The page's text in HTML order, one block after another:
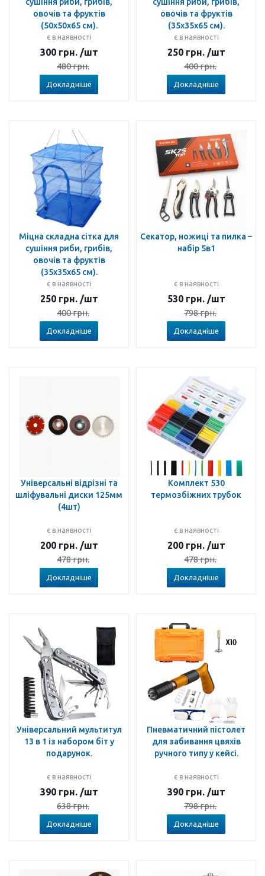
овочів та фруктів
(50x50x65 см).
є в наявності
300 грн. /шт
480грн.
Докладніше
овочів та фруктів
(35x35x65 см).
є в наявності
250 грн. /шт
400грн.
Докладніше
Міцна складна сітка для
сушіння риби, грибів,
овочів та фруктів
(35x35x65 см).
є в наявності
250 грн. /шт
400грн.
Докладніше
Секатор, ножиці та пилка –
набір 5в1
є в наявності
530 грн. /шт
798грн.
Докладніше
Універсальні відрізні та
шліфувальні диски 125мм
(4шт)
є в наявності
200 грн. /шт
478грн.
Докладніше
Комплект 530
термозбіжних трубок
є в наявності
200 грн. /шт
478грн.
Докладніше
Універсальний мультитул
13 в 1 із набором біт у
подарунок.
є в наявності
390 грн. /шт
638грн.
Докладніше
Пневматичний пістолет
для забивання цвяхів
ручного типу у кейсі.
є в наявності
390 грн. /шт
798грн.
Докладніше